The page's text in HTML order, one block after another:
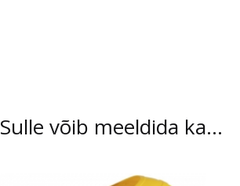
Sulle võib meeldida ka…